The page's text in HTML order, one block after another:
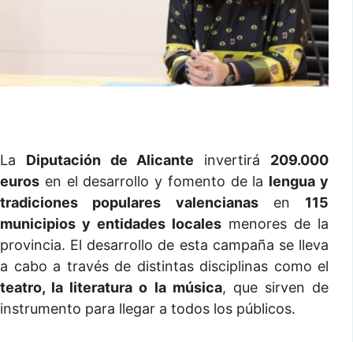
La Diputación de Alicante invertirá 209.000
euros en el desarrollo y fomento de la lengua y
tradiciones populares valencianasen 115
municipios y entidades locales menores de la
provincia. El desarrollo de esta campaña se lleva
a cabo a través de distintas disciplinas como el
teatro, la literatura o la música, que sirven de
instrumento para llegar a todos los públicos.